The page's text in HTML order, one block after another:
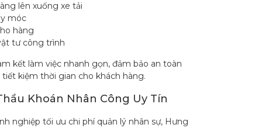
lên xuống xe tải
móc
hàng
tư công trình
kết làm việc nhanh gọn, đảm bảo an toàn
tiết kiệm thời gian cho khách hàng.
Khoán Nhân Công Uy Tín
nghiệp tối ưu chi phí quản lý nhân sự, Hưng